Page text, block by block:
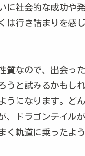
に社会的な成功や
は行き詰まりを感
質なので、出会っ
うと試みるかもし
うになります。ど
、ドラゴンテイル
く軌道に乗ったよ